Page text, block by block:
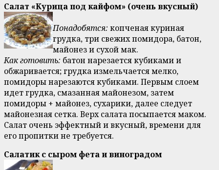
Салат «Курица под кайфом» (очень вкусный)
Понадобятся: копченая куриная
грудка, три свежих помидора, батон,
майонез и сухой мак.
Как готовить: батон нарезается кубиками и
обжаривается; грудка измельчается мелко,
помидоры нарезаются кубиками. Первым слоем
идет грудка, смазанная майонезом, затем
помидоры + майонез, сухарики, далее следует
майонезная сетка. Верх салата посыпается маком.
Салат очень эффектный и вкусный, времени для
его пропитки не требуется.
Салатик с сыром фета и виноградом